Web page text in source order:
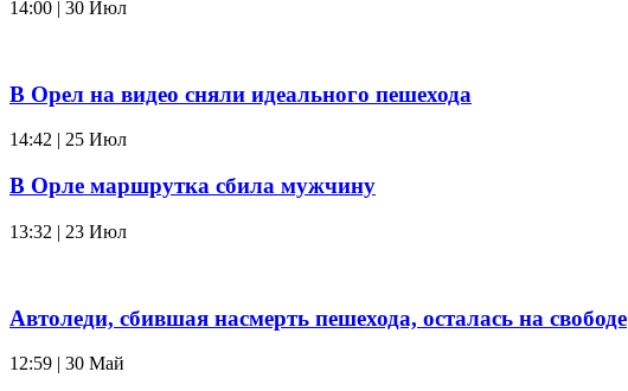
14:00 | 30 Июл
В Орел на видео сняли идеального пешехода
14:42 | 25 Июл
В Орле маршрутка сбила мужчину
13:32 | 23 Июл
Автоледи, сбившая насмерть пешехода, осталась на свободе
12:59 | 30 Май